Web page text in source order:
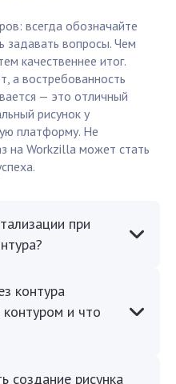
всегда обозначайте
задавать вопросы. Чем
качественнее итог.
а востребованность
— это отличный
рисунок у
платформу. Не
на Workzilla может стать
при
контура
контуром и что
создание рисунка